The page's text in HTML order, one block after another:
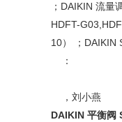
；DAIKIN 流
HDFT-
10） ；DAIKIN
：
，刘小燕
DAIKIN 平衡阀